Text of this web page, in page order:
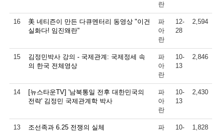
란
16
美 네티즌이 만든 다큐멘터리 동영상 "이건
실화다! 임진왜란"
파
아
란
12-
28
2,594
15
김정민박사 강의 - 국제관계: 국제정세 속
의 한국 전체영상
파
아
란
10-
13
2,846
14
[뉴스타운TV] '남북통일 전후 대한민국의
전략' 김정민 국제관계학 박사
파
아
란
10-
13
2,430
13 조선족과 6.25 전쟁의 실체
파
10-
1,828